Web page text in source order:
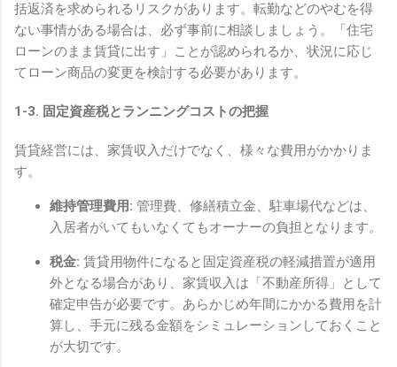
括返済を求められるリスクがあります。転勤などのやむを得
ない事情がある場合は、必ず事前に相談しましょう。「住宅
ローンのまま賃貸に出す」ことが認められるか、状況に応じ
てローン商品の変更を検討する必要があります。
1-3. 固定資産税とランニングコストの把握
賃貸経営には、家賃収入だけでなく、様々な費用がかかりま
す。
維持管理費用: 管理費、修繕積立金、駐車場代などは、
入居者がいてもいなくてもオーナーの負担となります。
税金: 賃貸用物件になると固定資産税の軽減措置が適用
外となる場合があり、家賃収入は「不動産所得」として
確定申告が必要です。あらかじめ年間にかかる費用を計
算し、手元に残る金額をシミュレーションしておくこと
が大切です。